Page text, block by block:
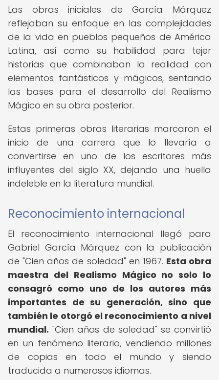
Las obras iniciales de García Márquez
reflejaban su enfoque en las complejidades
de la vida en pueblos pequeños de América
Latina, así como su habilidad para tejer
historias que combinaban la realidad con
elementos fantásticos y mágicos, sentando
las bases para el desarrollo del Realismo
Mágico en su obra posterior.
Estas primeras obras literarias marcaron el
inicio de una carrera que lo llevaría a
convertirse en uno de los escritores más
influyentes del siglo XX, dejando una huella
indeleble en la literatura mundial.
Reconocimiento internacional
El reconocimiento internacional llegó para
Gabriel García Márquez con la publicación
de "Cien años de soledad" en 1967. Esta obra
maestra del Realismo Mágico no solo lo
consagró como uno de los autores más
importantes de su generación, sino que
también le otorgó el reconocimiento a nivel
mundial. "Cien años de soledad" se convirtió
en un fenómeno literario, vendiendo millones
de copias en todo el mundo y siendo
traducida a numerosos idiomas.